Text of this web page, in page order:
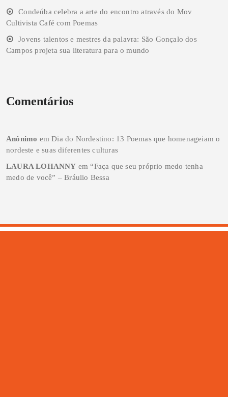
Condeúba celebra a arte do encontro através do Mov
Cultivista Café com Poemas
Jovens talentos e mestres da palavra: São Gonçalo dos
Campos projeta sua literatura para o mundo
Comentários
Anônimo emDia do Nordestino: 13 Poemas que homenageiam o
nordeste e suas diferentes culturas
LAURA LOHANNY em“Faça que seu próprio medo tenha
medo de você” – Bráulio Bessa